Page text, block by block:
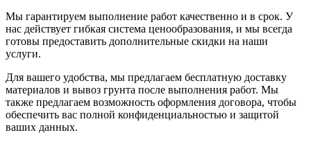
Мы гарантируем выполнение работ качественно и в срок. У
нас действует гибкая система ценообразования, и мы всегда
готовы предоставить дополнительные скидки на наши
услуги.
Для вашего удобства, мы предлагаем бесплатную доставку
материалов и вывоз грунта после выполнения работ. Мы
также предлагаем возможность оформления договора, чтобы
обеспечить вас полной конфиденциальностью и защитой
ваших данных.